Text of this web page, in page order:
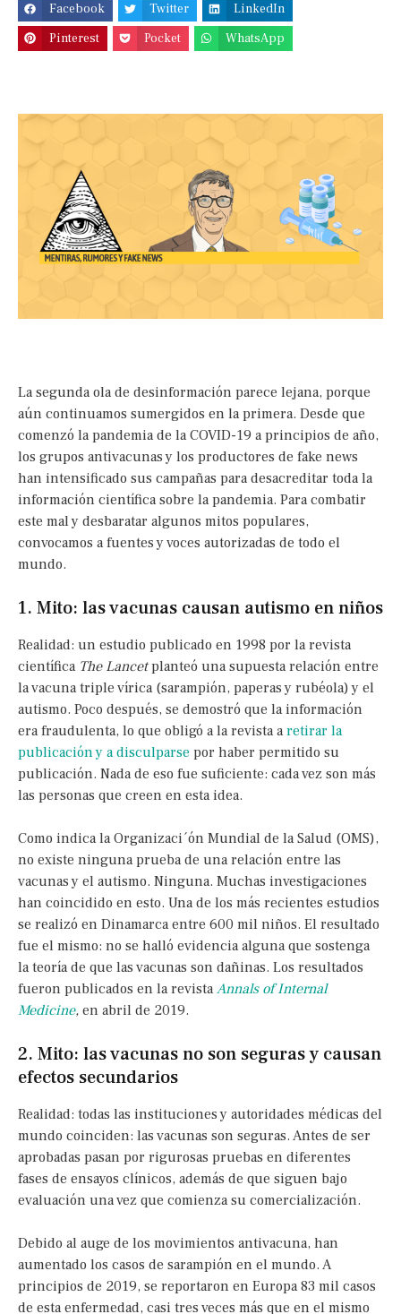
Facebook Twitter
LinkedIn
Pinterest
Pocket WhatsApp
La segunda ola de desinformación parece lejana, porque
aún continuamos sumergidos en la primera. Desde que
comenzó la pandemia de la COVID-19 a principios de año,
los grupos antivacunas y los productores de fake news
han intensificado sus campañas para desacreditar toda la
información científica sobre la pandemia. Para combatir
este mal y desbaratar algunos mitos populares,
convocamos a fuentes y voces autorizadas de todo el
mundo.
1. Mito: las vacunas causan autismo en niños
Realidad: un estudio publicado en 1998 por la revista
científica The Lancetplanteó una supuesta relación entre
la vacuna triple vírica (sarampión, paperas y rubéola) y el
autismo. Poco después, se demostró que la información
era fraudulenta, lo que obligó a la revista a retirar la
publicación y a disculparse por haber permitido su
publicación. Nada de eso fue suficiente: cada vez son más
las personas que creen en esta idea.
Como indica la Organizaci´ón Mundial de la Salud (OMS),
no existe ninguna prueba de una relación entre las
vacunas y el autismo. Ninguna. Muchas investigaciones
han coincidido en esto. Una de los más recientes estudios
se realizó en Dinamarca entre 600 mil niños. El resultado
fue el mismo: no se halló evidencia alguna que sostenga
la teoría de que las vacunas son dañinas. Los resultados
fueron publicados en la revista Annals of Internal
Medicine, en abril de 2019.
2. Mito: las vacunas no son seguras y causan
efectos secundarios
Realidad: todas las instituciones y autoridades médicas del
mundo coinciden: las vacunas son seguras. Antes de ser
aprobadas pasan por rigurosas pruebas en diferentes
fases de ensayos clínicos, además de que siguen bajo
evaluación una vez que comienza su comercialización.
Debido al auge de los movimientos antivacuna, han
aumentado los casos de sarampión en el mundo. A
principios de 2019, se reportaron en Europa 83 mil casos
de esta enfermedad, casi tres veces más que en el mismo